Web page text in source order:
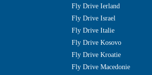
Fly Drive Ierland
Fly Drive Israel
Fly Drive Italie
Fly Drive Kosovo
Fly Drive Kroatie
Fly Drive Macedonie